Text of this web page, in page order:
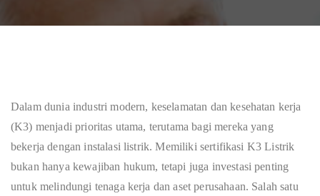
Dalam dunia industri modern, keselamatan dan kesehatan kerja
(K3) menjadi prioritas utama, terutama bagi mereka yang
bekerja dengan instalasi listrik. Memiliki sertifikasi K3 Listrik
bukan hanya kewajiban hukum, tetapi juga investasi penting
untuk melindungi tenaga kerja dan aset perusahaan. Salah satu